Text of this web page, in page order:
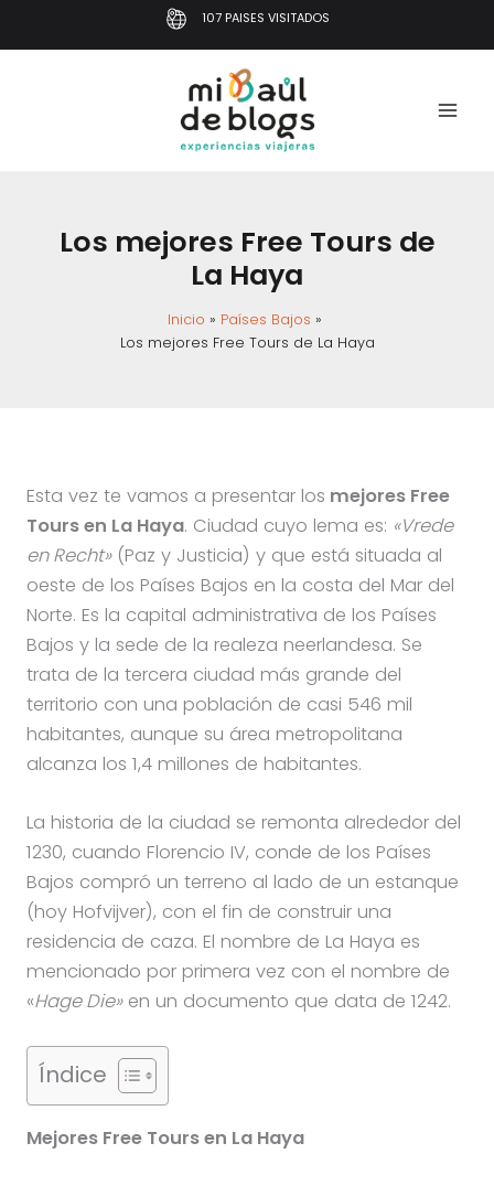
al
107 PAISES VISITADOS
Los mejores Free Tours de
La Haya
Inicio
Países Bajos
Los mejores Free Tours de La Haya
Esta vez te vamos a presentar los mejores Free
Tours en La Haya. Ciudad cuyo lema es: «Vrede
en Recht»(Paz y Justicia) y que está situada al
oeste de los Países Bajos en la costa del Mar del
Norte. Es la capital administrativa de los Países
Bajos y la sede de la realeza neerlandesa. Se
trata de la tercera ciudad más grande del
territorio con una población de casi 546 mil
habitantes, aunque su área metropolitana
alcanza los 1,4 millones de habitantes.
La historia de la ciudad se remonta alrededor del
1230, cuando Florencio IV, conde de los Países
Bajos compró un terreno al lado de un estanque
(hoy Hofvijver), con el fin de construir una
residencia de caza. El nombre de La Haya es
mencionado por primera vez con el nombre de
«Hage Die»en un documento que data de 1242.
Índice
Mejores Free Tours en La Haya